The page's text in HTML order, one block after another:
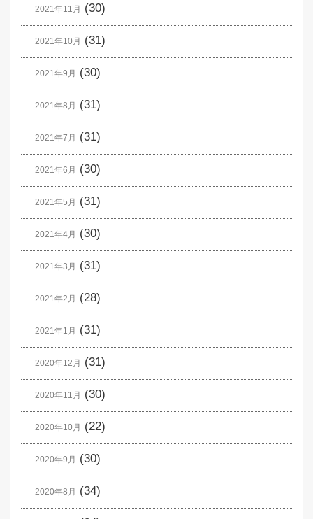
2021年11月 (30)
2021年10月 (31)
2021年9月 (30)
2021年8月 (31)
2021年7月 (31)
2021年6月 (30)
2021年5月 (31)
2021年4月 (30)
2021年3月 (31)
2021年2月 (28)
2021年1月 (31)
2020年12月 (31)
2020年11月 (30)
2020年10月 (22)
2020年9月 (30)
2020年8月 (34)